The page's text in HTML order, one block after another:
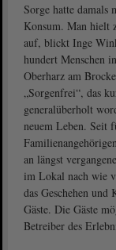
Sorge hatte damals
Konsum. Man hielt
auf, blickt Inge
hundert Menschen
Oberharz am
„Sorgenfrei“, das
generalüberholt
neuem Leben. Seit
an längst
im Lokal nach wie
das Geschehen
Gäste. Die Gäste
Betreiber des